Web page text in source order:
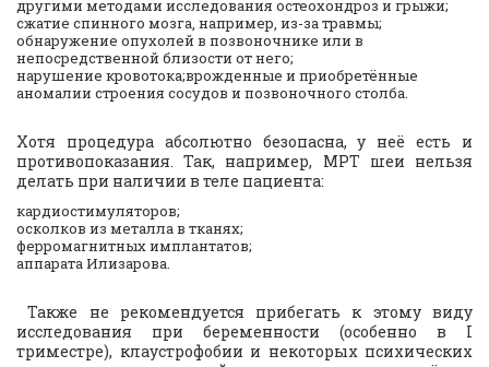
другими методами исследования остеохондроз и грыжи;
сжатие спинного мозга, например, из-за травмы;
обнаружение опухолей в позвоночнике или в
непосредственной близости от него;
нарушение кровотока;врожденные и приобретённые
аномалии строения сосудов и позвоночного столба.
Хотя процедура абсолютно безопасна, у неё есть и
противопоказания. Так, например, МРТ шеи нельзя
делать при наличии в теле пациента:
кардиостимуляторов;
осколков из металла в тканях;
ферромагнитных имплантатов;
аппарата Илизарова.
Также не рекомендуется прибегать к этому виду
исследования при беременности (особенно в I
триместре), клаустрофобии и некоторых психических